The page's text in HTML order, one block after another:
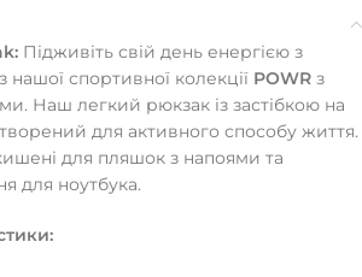
Підживіть свій день енергією з
нашої спортивної колекції POWR з
Наш легкий рюкзак із застібкою на
для активного способу життя.
кишені для пляшок з напоями та
для ноутбука.